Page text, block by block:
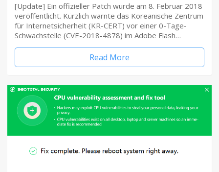
[Update] Ein offizieller Patch wurde am 8. Februar 2018
veröffentlicht. Kürzlich warnte das Koreanische Zentrum
für Internetsicherheit (KR-CERT) vor einer 0-Tage-
Schwachstelle (CVE-2018-4878) im Adobe Flash…
Read More